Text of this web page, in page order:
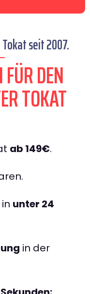
seit 2007.
DEN
TOKAT
ab 149€.
unter 24
in der